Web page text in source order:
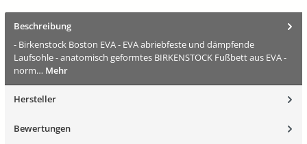
Beschreibung
- Birkenstock Boston EVA - EVA abriebfeste und dämpfende
Laufsohle - anatomisch geformtes BIRKENSTOCK Fußbett aus EVA -
norm… Mehr
Hersteller
Bewertungen